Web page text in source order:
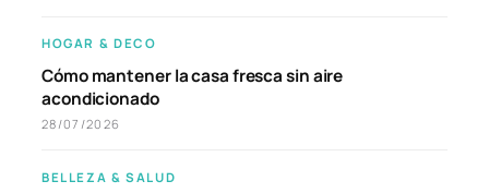
HOGAR & DECO
Cómo mantener la casa fresca sin aire
acondicionado
28/07/2026
BELLEZA & SALUD